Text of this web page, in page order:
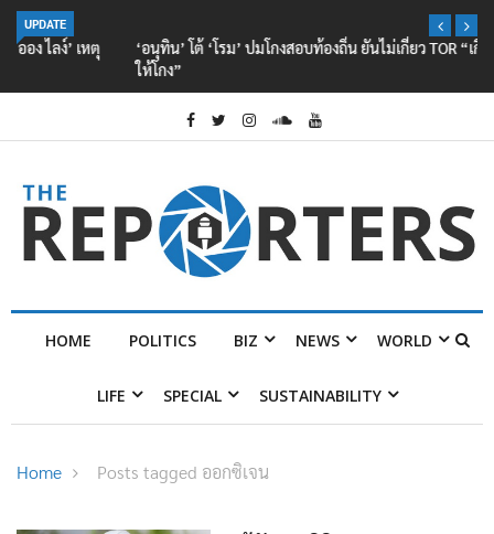
UPDATE
‘อนุทิน’ โต้ ‘โรม’ ปมโกงสอบท้องถิ่น ยันไม่เกี่ยว TOR “เกี่ยวอย่างเดียวคือไม่
HOME POLITICS BIZ NEWS WORLD
LIFE SPECIAL SUSTAINABILITY
Home Posts tagged ออกซิเจน